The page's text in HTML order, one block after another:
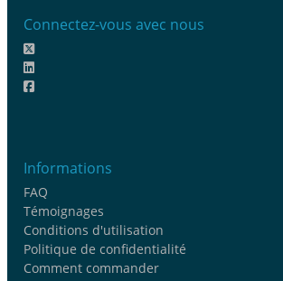
Connectez-vous avec nous
Informations
FAQ
Témoignages
Conditions d'utilisation
Politique de confidentialité
Comment commander